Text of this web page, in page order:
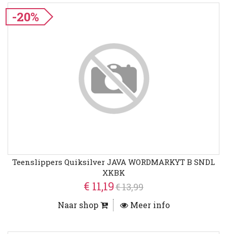
-20%
Teenslippers Quiksilver JAVA WORDMARKYT B SNDL
XKBK
€ 11,19€ 13,99
Naar shop Meer info